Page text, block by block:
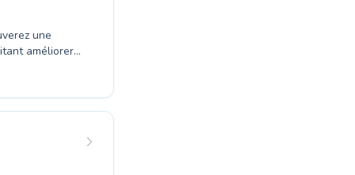
améliorer
premiers
quelque
un
des
natation
les